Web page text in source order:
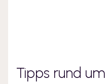
Tipps rund